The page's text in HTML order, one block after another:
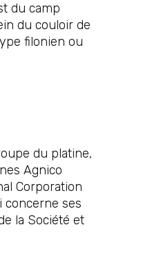
du camp
du couloir de
filonien ou
du platine,
Agnico
Corporation
concerne ses
la Société et